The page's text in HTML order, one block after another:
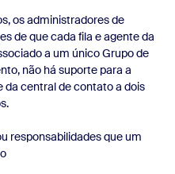
os administradores de
de que cada fila e agente da
a um único Grupo de
não há suporte para a
da central de contato a dois
responsabilidades que um